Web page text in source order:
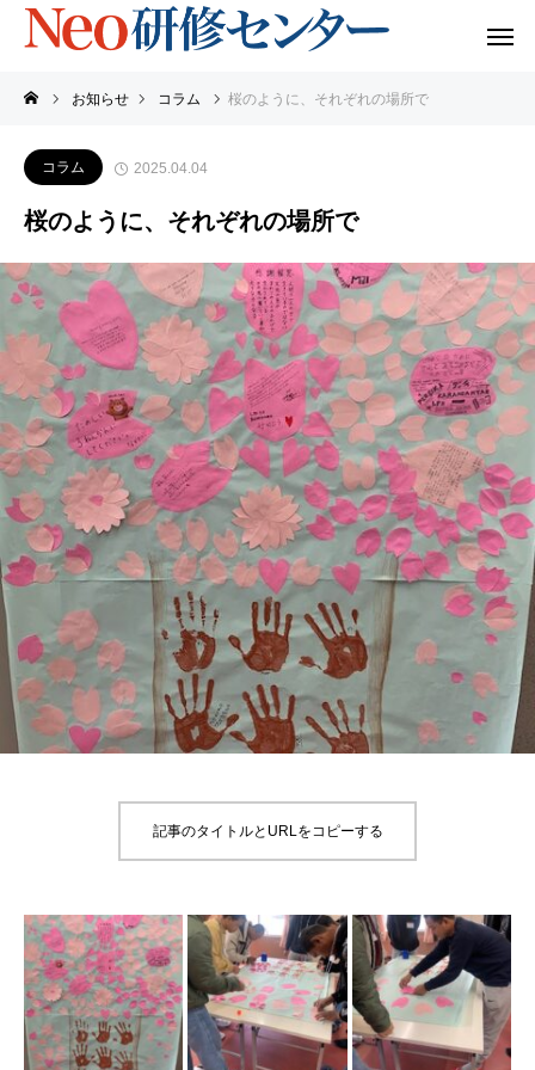
お知らせ コラム 桜のように、それぞれの場所で
コラム 2025.04.04
桜のように、それぞれの場所で
記事のタイトルとURLをコピーする